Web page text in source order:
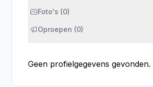
Foto's (0)
Oproepen (0)
Geen profielgegevens gevonden.